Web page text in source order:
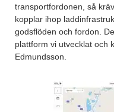
transportfordonen, så
kopplar ihop
godsflöden och fordon.
plattform vi utvecklat och
Edmundsson.